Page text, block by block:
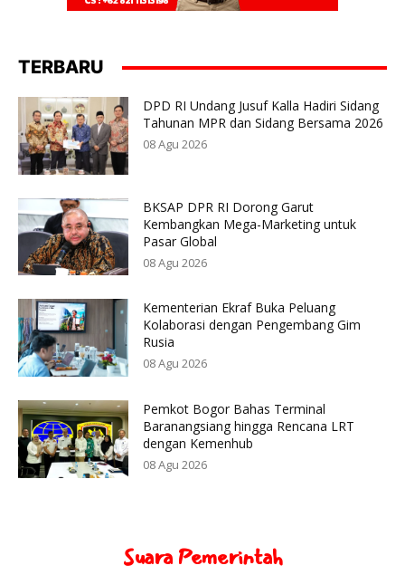
TERBARU
DPD RI Undang Jusuf Kalla Hadiri Sidang
Tahunan MPR dan Sidang Bersama 2026
08 Agu 2026
BKSAP DPR RI Dorong Garut
Kembangkan Mega-Marketing untuk
Pasar Global
08 Agu 2026
Kementerian Ekraf Buka Peluang
Kolaborasi dengan Pengembang Gim
Rusia
08 Agu 2026
Pemkot Bogor Bahas Terminal
Baranangsiang hingga Rencana LRT
dengan Kemenhub
08 Agu 2026
Suara Pemerintah